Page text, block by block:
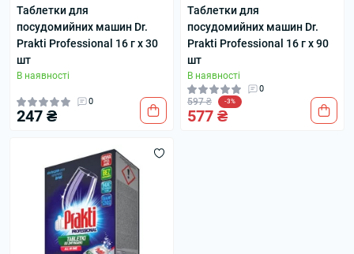
Таблетки для
посудомийних машин Dr.
Prakti Professional 16 г х 30
шт
В наявності
0
247 ₴
Таблетки для
посудомийних машин Dr.
Prakti Professional 16 г х 90
шт
В наявності
0
597 ₴ -3%
577 ₴